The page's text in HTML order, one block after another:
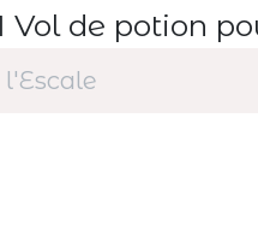
Vol de potion